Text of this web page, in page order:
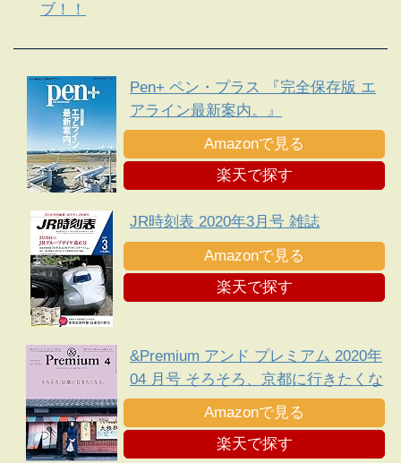
ブ！！
Pen+ ペン・プラス 『完全保存版 エ
アライン最新案内。』
Amazonで見る
楽天で探す
JR時刻表 2020年3月号 雑誌
Amazonで見る
楽天で探す
&Premium アンド プレミアム 2020年
04 月号 そろそろ、京都に行きたくな
る。
Amazonで見る
楽天で探す